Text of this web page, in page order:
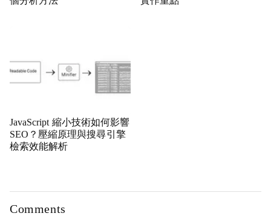
JavaScript 縮小技術如何影響
SEO？壓縮原理與搜尋引擎
檢索效能解析
Comments